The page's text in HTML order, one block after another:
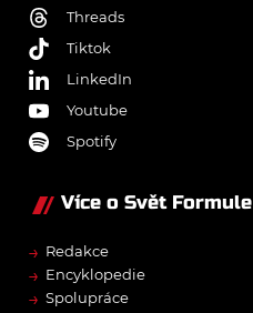
Threads
Tiktok
LinkedIn
Youtube
Spotify
Více o Svět Formule
→ Redakce
→ Encyklopedie
→ Spolupráce